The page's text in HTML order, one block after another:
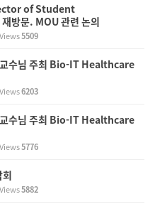
of Student
문. MOU 관련 논의
Views5509
수님 주최 Bio-IT Healthcare
Views6203
수님 주최 Bio-IT Healthcare
Views5776
Views5882